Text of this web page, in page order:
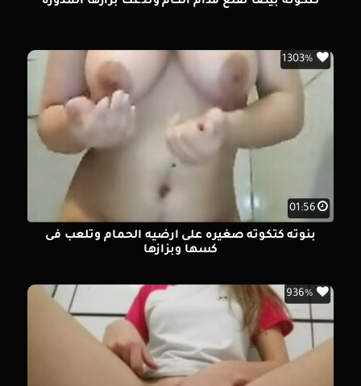
01:56
1303%
بنوته كتكوته صغيره على ارضيه الحمام وتلعب فى
كسها وبزازها
936%